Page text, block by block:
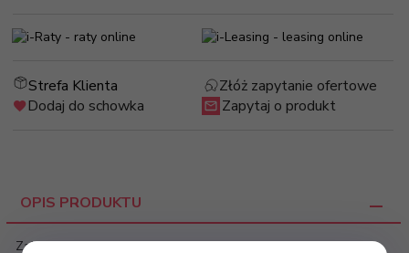
OPIS PRODUKTU
Zainwestuj w najlepsze wyposażenie salonu.
Strefa Klienta
Złóż zapytanie ofertowe
Dodaj do schowka
Zapytaj o produkt